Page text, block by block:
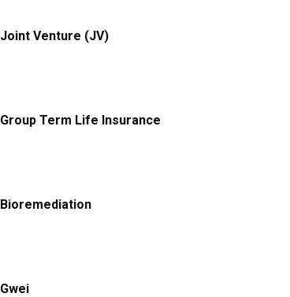
Joint Venture (JV)
Group Term Life Insurance
Bioremediation
Gwei